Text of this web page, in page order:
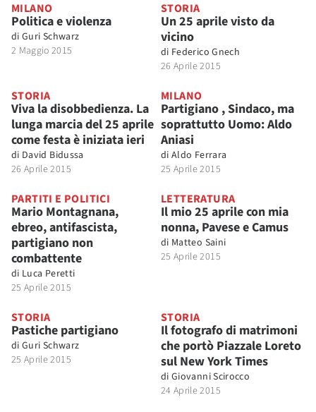
MILANO
Politica e violenza
di Guri Schwarz
2 Maggio 2015
STORIA
Un 25 aprile visto da
vicino
di Federico Gnech
26 Aprile 2015
STORIA
Viva la disobbedienza. La
lunga marcia del 25 aprile
come festa è iniziata ieri
di David Bidussa
26 Aprile 2015
MILANO
Partigiano , Sindaco, ma
soprattutto Uomo: Aldo
Aniasi
di Aldo Ferrara
25 Aprile 2015
PARTITI E POLITICI
Mario Montagnana,
ebreo, antifascista,
partigiano non
combattente
di Luca Peretti
25 Aprile 2015
LETTERATURA
Il mio 25 aprile con mia
nonna, Pavese e Camus
di Matteo Saini
25 Aprile 2015
STORIA
Pastiche partigiano
di Guri Schwarz
25 Aprile 2015
STORIA
Il fotografo di matrimoni
che portò Piazzale Loreto
sul New York Times
di Giovanni Scirocco
24 Aprile 2015